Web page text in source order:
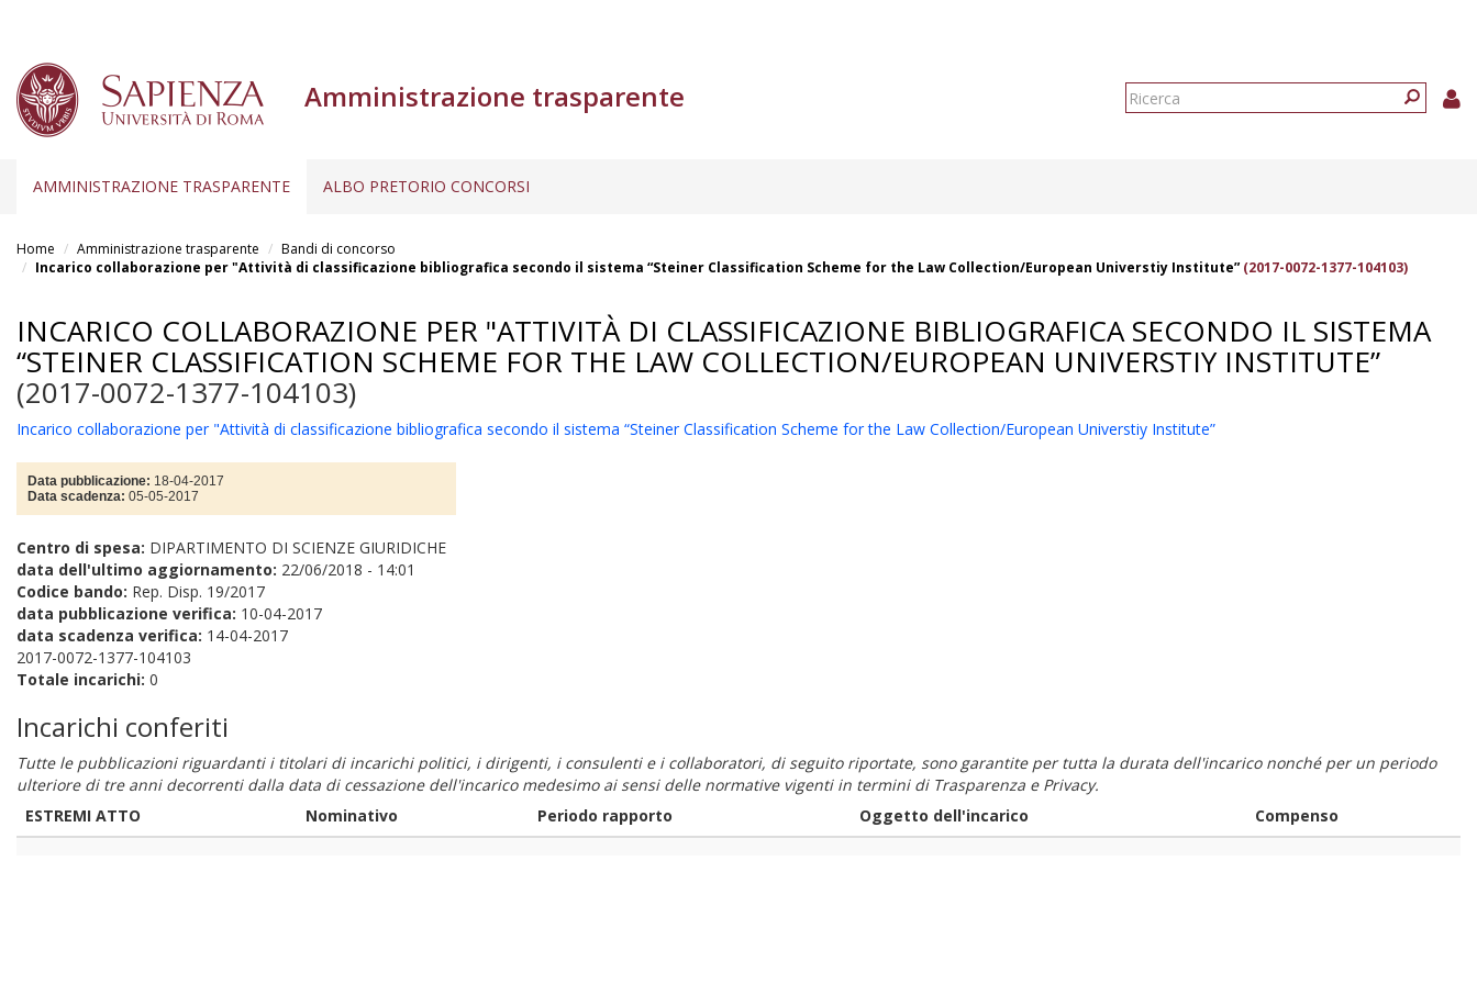
contenuto
Amministrazione trasparente
Form
AMMINISTRAZIONE TRASPARENTE ALBO PRETORIO CONCORSI
Home Amministrazione trasparente
Bandi di concorso
Incarico collaborazione per "Attività di classificazione bibliografica secondo il sistema “Steiner Classification Scheme for the Law Collection/European Universtiy Institute” (2017-0072-1377-104103)
INCARICO COLLABORAZIONE PER "ATTIVITÀ DI CLASSIFICAZIONE BIBLIOGRAFICA SECONDO IL SISTEMA
“STEINER CLASSIFICATION SCHEME FOR THE LAW COLLECTION/EUROPEAN UNIVERSTIY INSTITUTE”
(2017-0072-1377-104103)
Incarico collaborazione per "Attività di classificazione bibliografica secondo il sistema “Steiner Classification Scheme for the Law Collection/European Universtiy Institute”
Data pubblicazione: 18-04-2017
Data scadenza: 05-05-2017
Centro di spesa: DIPARTIMENTO DI SCIENZE GIURIDICHE
data dell'ultimo aggiornamento: 22/06/2018 - 14:01
Codice bando: Rep. Disp. 19/2017
data pubblicazione verifica: 10-04-2017
data scadenza verifica: 14-04-2017
2017-0072-1377-104103
Totale incarichi: 0
Incarichi conferiti
Tutte le pubblicazioni riguardanti i titolari di incarichi politici, i dirigenti, i consulenti e i collaboratori, di seguito riportate, sono garantite per tutta la durata dell'incarico nonché per un periodo
ulteriore di tre anni decorrenti dalla data di cessazione dell'incarico medesimo ai sensi delle normative vigenti in termini di Trasparenza e Privacy.
ESTREMI ATTO
Nominativo Periodo rapporto Oggetto dell'incarico Compenso